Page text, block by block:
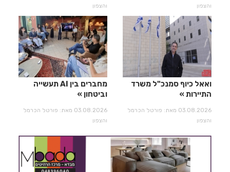
והצפון
והצפון
ואאל כיוף סמנכ"ל משרד
התיירות
03.08.2026 מאת: פורטל הכרמל
והצפון
מחברים בין AI תעשייה
וביטחון
03.08.2026 מאת: פורטל הכרמל
והצפון